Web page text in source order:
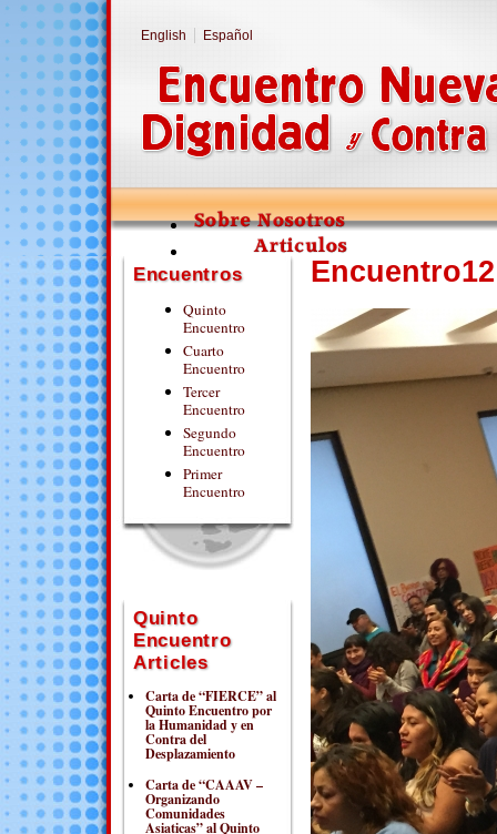
English Español
Encuentros
Quinto
Encuentro
Cuarto
Encuentro
Tercer
Encuentro
Segundo
Encuentro
Primer
Encuentro
Quinto
Encuentro
Articles
Carta de “FIERCE” al
Quinto Encuentro por
la Humanidad y en
Contra del
Desplazamiento
Carta de “CAAAV –
Organizando
Comunidades
Asiaticas” al Quinto
Encuentro12